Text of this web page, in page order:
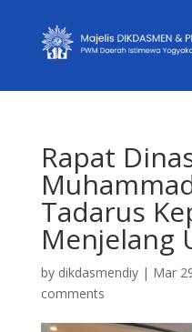
Rapat
Tadarus
Menjelang
by dikdasmendiy| Mar
comments